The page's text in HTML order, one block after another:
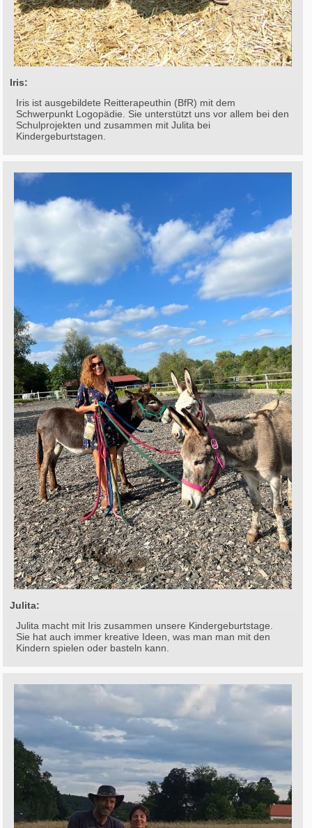
Iris:
Iris ist ausgebildete Reitterapeuthin (BfR) mit dem
Schwerpunkt Logopädie. Sie unterstützt uns vor allem bei den
Schulprojekten und zusammen mit Julita bei
Kindergeburtstagen.
Julita:
Julita macht mit Iris zusammen unsere Kindergeburtstage.
Sie hat auch immer kreative Ideen, was man man mit den
Kindern spielen oder basteln kann.